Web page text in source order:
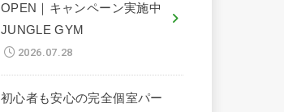
OPEN｜キャンペーン実施中
JUNGLE GYM
2026.07.28
初心者も安心の完全個室パー